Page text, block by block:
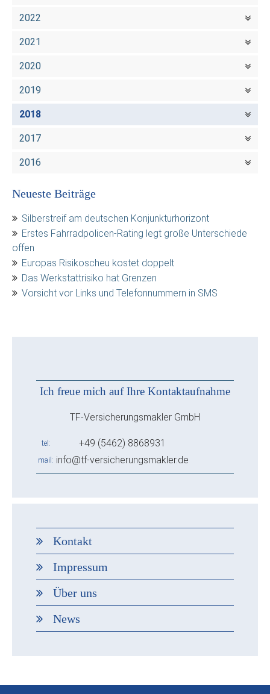
2022
2021
2020
2019
2018
2017
2016
Neueste Beiträge
Silberstreif am deutschen Konjunkturhorizont
Erstes Fahrradpolicen-Rating legt große Unterschiede
offen
Europas Risikoscheu kostet doppelt
Das Werkstattrisiko hat Grenzen
Vorsicht vor Links und Telefonnummern in SMS
Ich freue mich auf Ihre Kontaktaufnahme
TF-Versicherungsmakler GmbH
tel +49 (5462) 8868931
mail info@tf-versicherungsmakler.de
Kontakt
Impressum
Über uns
News